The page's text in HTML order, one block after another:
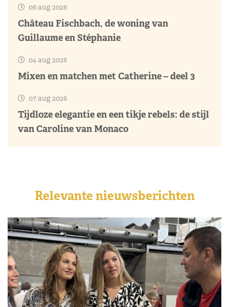
06 aug 2026
Château Fischbach, de woning van
Guillaume en Stéphanie
04 aug 2026
Mixen en matchen met Catherine – deel 3
07 aug 2026
Tijdloze elegantie en een tikje rebels: de stijl
van Caroline van Monaco
Relevante nieuwsberichten